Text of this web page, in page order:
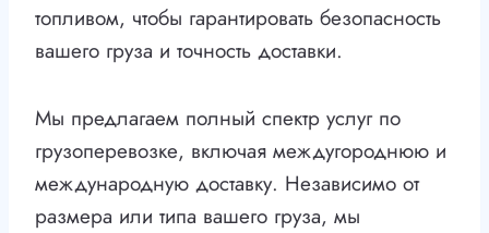
топливом, чтобы гарантировать безопасность
вашего груза и точность доставки.
Мы предлагаем полный спектр услуг по
грузоперевозке, включая междугороднюю и
международную доставку. Независимо от
размера или типа вашего груза, мы